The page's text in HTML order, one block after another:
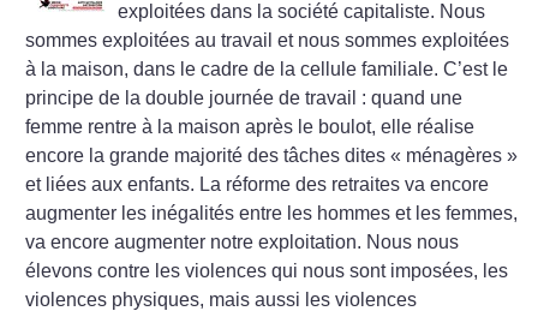
exploitées dans la société capitaliste. Nous
sommes exploitées au travail et nous sommes exploitées
à la maison, dans le cadre de la cellule familiale. C’est le
principe de la double journée de travail : quand une
femme rentre à la maison après le boulot, elle réalise
encore la grande majorité des tâches dites « ménagères »
et liées aux enfants. La réforme des retraites va encore
augmenter les inégalités entre les hommes et les femmes,
va encore augmenter notre exploitation. Nous nous
élevons contre les violences qui nous sont imposées, les
violences physiques, mais aussi les violences